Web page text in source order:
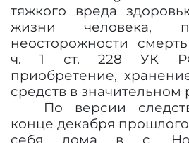
тяжкого вреда
жизни человека,
неосторожности
ч. 1 ст. 228 УК РФ
приобретение,
средств в значительном
По версии
конце декабря прошлого